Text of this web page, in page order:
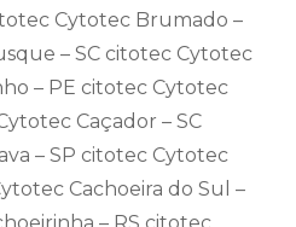
Cytotec Brumado –
– SC citotec Cytotec
– PE citotec Cytotec
Caçador – SC
– SP citotec Cytotec
Cachoeira do Sul –